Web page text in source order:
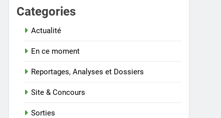
Categories
Actualité
En ce moment
Reportages, Analyses et Dossiers
Site & Concours
Sorties